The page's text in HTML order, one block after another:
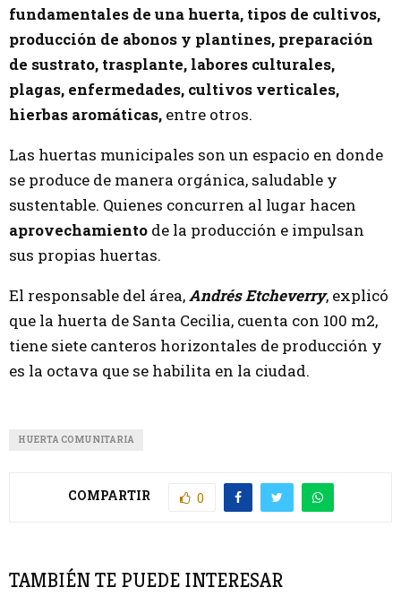
fundamentales de una huerta, tipos de cultivos,
producción de abonos y plantines, preparación
de sustrato, trasplante, labores culturales,
plagas, enfermedades, cultivos verticales,
hierbas aromáticas, entre otros.
Las huertas municipales son un espacio en donde
se produce de manera orgánica, saludable y
sustentable. Quienes concurren al lugar hacen
aprovechamiento de la producción e impulsan
sus propias huertas.
El responsable del área,Andrés Etcheverry, explicó
que la huerta de Santa Cecilia, cuenta con 100 m2,
tiene siete canteros horizontales de producción y
es la octava que se habilita en la ciudad.
HUERTA COMUNITARIA
COMPARTIR 0
TAMBIÉN TE PUEDE INTERESAR